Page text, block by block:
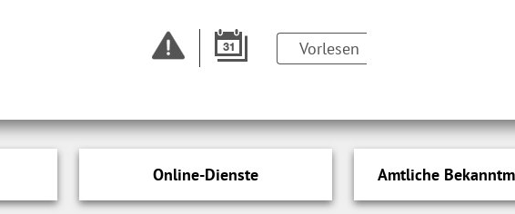
Vorlesen
Online-Dienste Amtliche